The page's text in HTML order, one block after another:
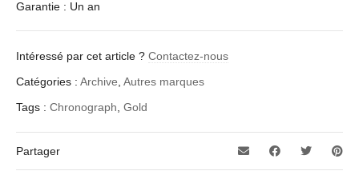
Garantie : Un an
Intéressé par cet article ? Contactez-nous
Catégories : Archive, Autres marques
Tags : Chronograph, Gold
Partager